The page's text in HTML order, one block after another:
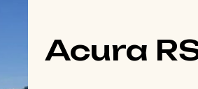
Acura